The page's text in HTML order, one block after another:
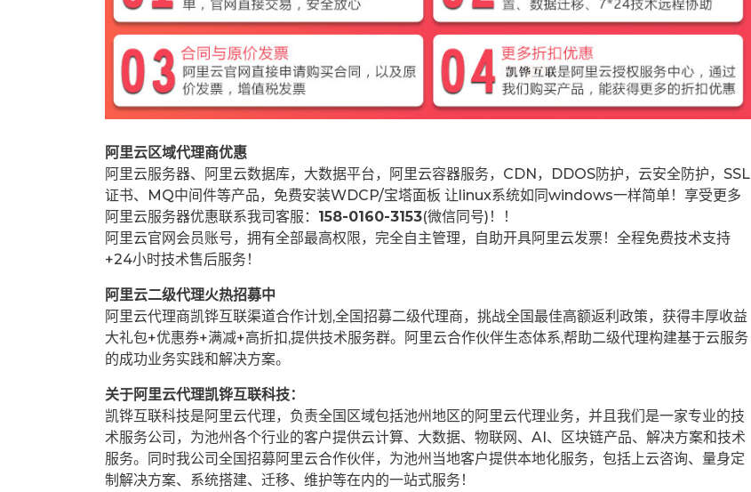
阿里云区域代理商优惠
阿里云服务器、阿里云数据库，大数据平台，阿里云容器服务，CDN，DDOS防护，云安全防护，SSL
证书、MQ中间件等产品，免费安装WDCP/宝塔面板 让linux系统如同windows一样简单！享受更多
阿里云服务器优惠联系我司客服： 158-0160-3153(微信同号)！！
阿里云官网会员账号，拥有全部最高权限，完全自主管理，自助开具阿里云发票！全程免费技术支持
+24小时技术售后服务！
阿里云二级代理火热招募中
阿里云代理商凯铧互联渠道合作计划,全国招募二级代理商，挑战全国最佳高额返利政策，获得丰厚收益
大礼包+优惠券+满减+高折扣,提供技术服务群。阿里云合作伙伴生态体系,帮助二级代理构建基于云服务
的成功业务实践和解决方案。
关于阿里云代理凯铧互联科技：
凯铧互联科技是阿里云代理，负责全国区域包括池州地区的阿里云代理业务，并且我们是一家专业的技
术服务公司，为池州各个行业的客户提供云计算、大数据、物联网、AI、区块链产品、解决方案和技术
服务。同时我公司全国招募阿里云合作伙伴，为池州当地客户提供本地化服务，包括上云咨询、量身定
制解决方案、系统搭建、迁移、维护等在内的一站式服务！